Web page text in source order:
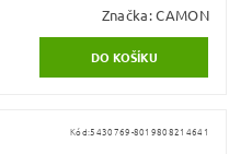
Značka:CAMON
Kód:5430769-8019808214641